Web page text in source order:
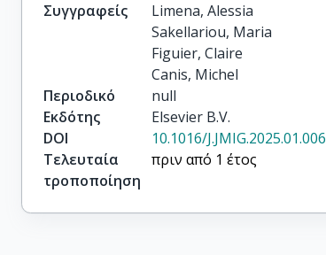
Συγγραφείς
Limena, Alessia
Sakellariou, Maria
Figuier, Claire
Canis, Michel
Περιοδικό
null
Εκδότης
Elsevier B.V.
DOI
10.1016/J.JMIG.2025.01.006
Τελευταία
τροποποίηση
πριν από 1 έτος